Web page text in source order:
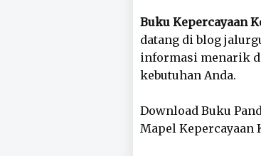
Buku Kepercayaan
datang di blog
informasi menarik
kebutuhan Anda.
Download Buku
Mapel Kepercayaan